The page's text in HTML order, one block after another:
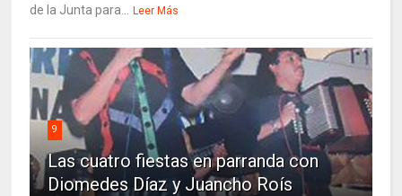
de la Junta para...
Leer Más
9
Las cuatro fiestas en parranda con
Diomedes Díaz y Juancho Roís